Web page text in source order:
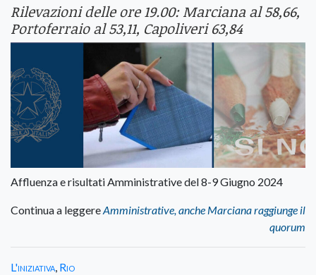
Rilevazioni delle ore 19.00: Marciana al 58,66,
Portoferraio al 53,11, Capoliveri 63,84
Affluenza e risultati Amministrative del 8-9 Giugno 2024
Continua a leggereAmministrative, anche Marciana raggiunge il
quorum
L'iniziativa Rio